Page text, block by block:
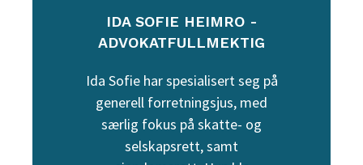
IDA SOFIE HEIMRO -
ADVOKATFULLMEKTIG
Ida Sofie har spesialisert seg på
generell forretningsjus, med
særlig fokus på skatte- og
selskapsrett, samt